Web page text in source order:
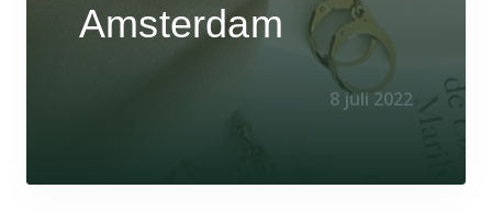
Amsterdam
8 juli 2022